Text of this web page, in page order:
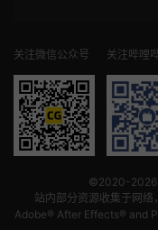
关注微信公众号 关注哔哩
©2020-2026
站内部分资源收集于网络
Adobe® After Effects® and